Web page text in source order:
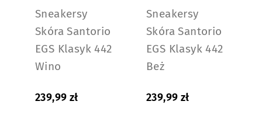
Sneakersy
Skóra Santorio
EGS Klasyk 442
Wino
239,99 zł
Sneakersy
Skóra Santorio
EGS Klasyk 442
Beż
239,99 zł